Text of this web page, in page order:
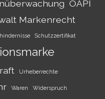
OAPI
Markenrecht
Schutzzertifikat
Urheberrechte
Waren Widerspruch